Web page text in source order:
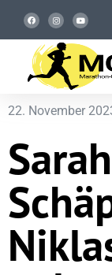
22. November
Sarah